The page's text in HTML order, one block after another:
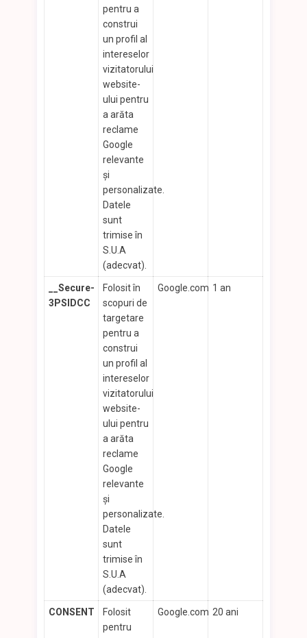
pentru a
construi
un profil al
intereselor
vizitatorului
website-
ului pentru
a arăta
reclame
Google
relevante
şi
personalizate.
Datele
sunt
trimise în
S.U.A
(adecvat).
__Secure-
3PSIDCC
Folosit în
scopuri de
targetare
pentru a
construi
un profil al
intereselor
vizitatorului
website-
ului pentru
a arăta
reclame
Google
relevante
şi
personalizate.
Datele
sunt
trimise în
S.U.A
(adecvat).
Google.com 1 an
CONSENT
Folosit
pentru
Google.com 20 ani